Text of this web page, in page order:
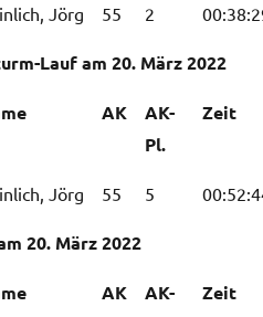
Jörg 55 2
Lauf am 20. März 2022
AK
AK-
Pl.
Zeit
Jörg 55 5
20. März 2022
AK
AK-
Zeit